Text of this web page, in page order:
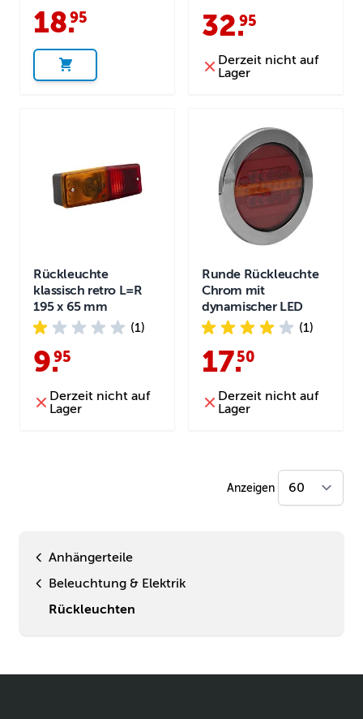
Anhängerteile
Beleuchtung & Elektrik
Rückleuchten
18.
95 32.
95
Derzeit nicht auf
Lager
Rückleuchte
klassisch retro L=R
195 x 65 mm
(1)
9.
95
Derzeit nicht auf
Lager
Runde Rückleuchte
Chrom mit
dynamischer LED
(1)
17.
50
Derzeit nicht auf
Lager
Anzeigen